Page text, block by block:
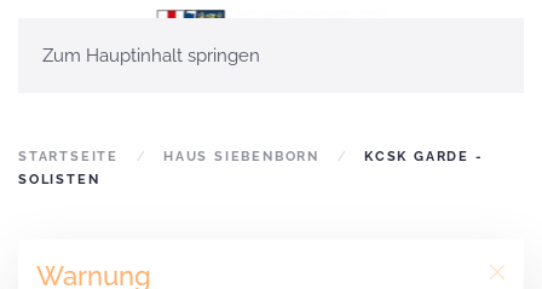
Zum Hauptinhalt springen
STARTSEITE HAUS SIEBENBORN
KCSK GARDE -
SOLISTEN
Warnung